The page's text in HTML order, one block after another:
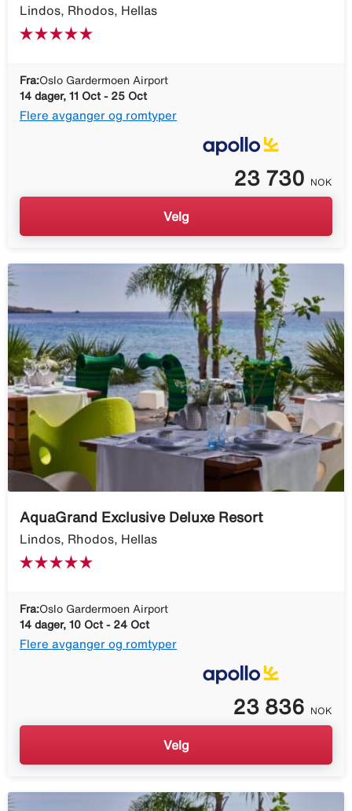
Lindos, Rhodos, Hellas
Fra:Oslo Gardermoen Airport
14 dager, 11 Oct - 25 Oct
Flere avganger og romtyper
23 730 NOK
Velg
AquaGrand Exclusive Deluxe Resort
Lindos, Rhodos, Hellas
Fra:Oslo Gardermoen Airport
14 dager, 10 Oct - 24 Oct
Flere avganger og romtyper
23 836 NOK
Velg